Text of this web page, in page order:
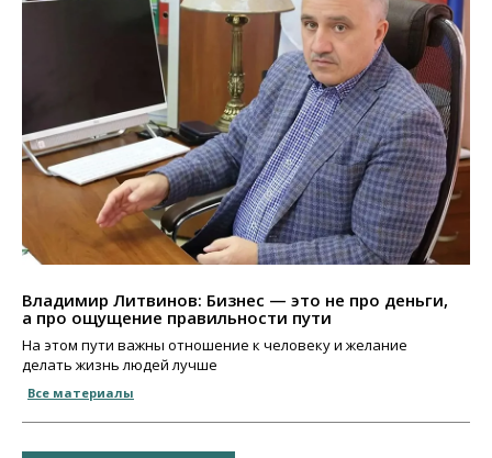
Владимир Литвинов: Бизнес — это не про деньги,
а про ощущение правильности пути
На этом пути важны отношение к человеку и желание
делать жизнь людей лучше
Все материалы